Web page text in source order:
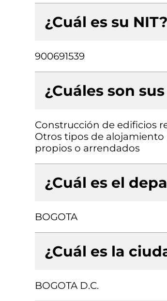
¿Cuál es su NIT?
900691539
¿Cuáles son
Construcción de edificios
Otros tipos de alojamiento
propios o arrendados
¿Cuál es el
BOGOTA
¿Cuál es la
BOGOTA D.C.